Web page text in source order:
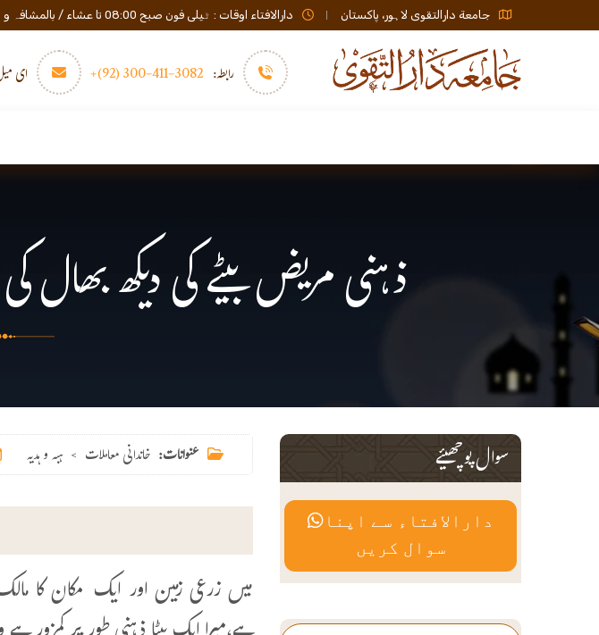
جامعة دارالتقوی لاہور، پاکستان دارالافتاء اوقات : ٹیلی فون صبح 08:00 تا عشاء / بالمشافہ و واٹس ایپ 08:00 تا عصر
رابطہ: 3082-411-300 (92)+ ای
ذہنی مریض بیٹے کی دیکھ
عنوانات: خاندانی معاملات > ہبہ و ہدیہ
میں زرعی زمین اور ایک مکان کا
سوال پوچھیئے
دارالافتاء سے اپنا
سوال کریں